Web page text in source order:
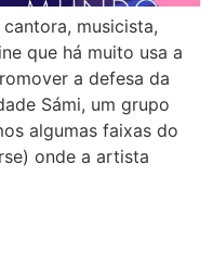
musicista,
que há muito usa a
a defesa da
Sámi, um grupo
algumas faixas do
onde a artista